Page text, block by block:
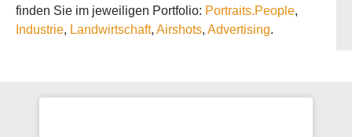
finden Sie im jeweiligen Portfolio: Portraits.People,
Industrie, Landwirtschaft, Airshots, Advertising.